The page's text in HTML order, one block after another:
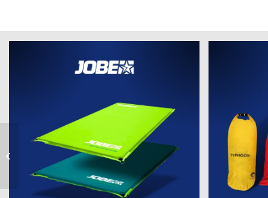
strumenti per la nautica a Lurate